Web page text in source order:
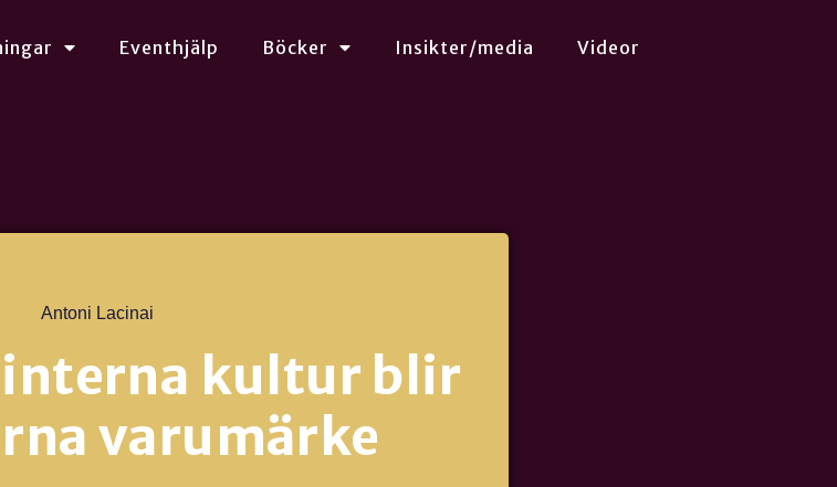
Eventhjälp Böcker Insikter/media Videor
Antoni Lacinai
interna kultur blir
varumärke